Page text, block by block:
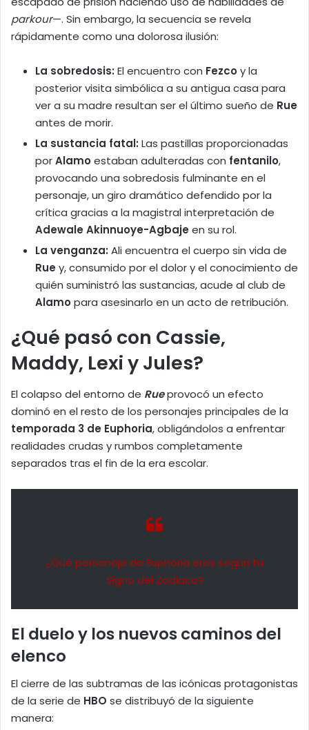
parkour—. Sin embargo, la secuencia se revela
rápidamente como una dolorosa ilusión:
La sobredosis: El encuentro con Fezcoy la
posterior visita simbólica a su antigua casa para
ver a su madre resultan ser el último sueño de Rue
antes de morir.
La sustancia fatal: Las pastillas proporcionadas
porAlamoestaban adulteradas con fentanilo,
provocando una sobredosis fulminante en el
personaje, un giro dramático defendido por la
crítica gracias a la magistral interpretación de
Adewale Akinnuoye-Agbajeen su rol.
La venganza: Ali encuentra el cuerpo sin vida de
Ruey, consumido por el dolor y el conocimiento de
quién suministró las sustancias, acude al club de
Alamopara asesinarlo en un acto de retribución.
¿Qué pasó con Cassie,
Maddy, Lexi y Jules?
El colapso del entorno de Rueprovocó un efecto
dominó en el resto de los personajes principales de la
temporada 3 de Euphoria, obligándolos a enfrentar
realidades crudas y rumbos completamente
separados tras el fin de la era escolar.
¿Qué personaje de Euphoria eres según tu
Signo del Zodiaco?
El duelo y los nuevos caminos del
elenco
El cierre de las subtramas de las icónicas protagonistas
de la serie de HBO se distribuyó de la siguiente
manera: